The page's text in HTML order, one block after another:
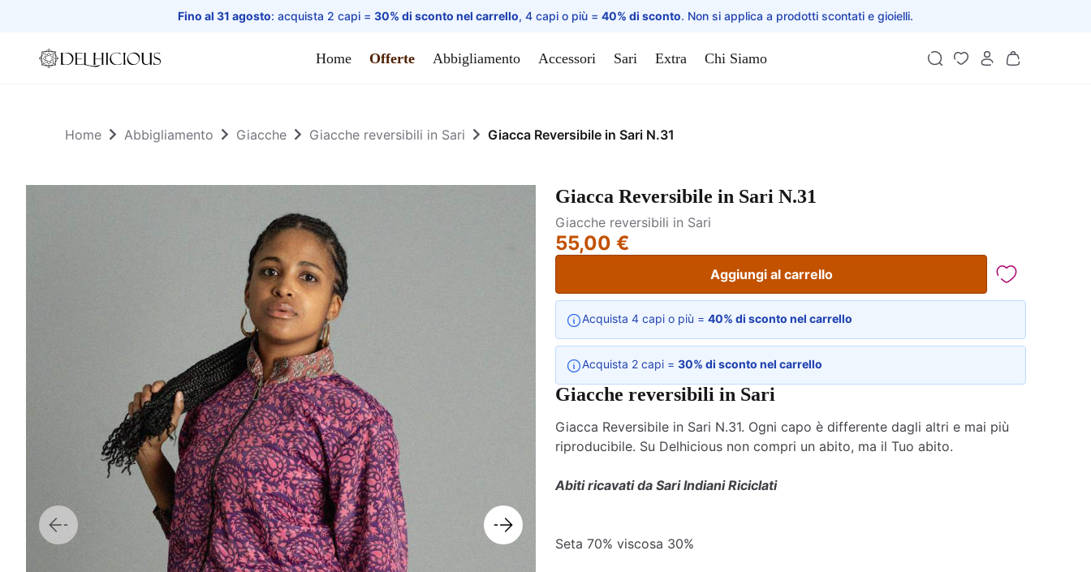
Fino al 31 agosto: acquista 2 capi = 30% di sconto nel carrello, 4 capi o più = 40% di sconto. Non si applica a prodotti scontati e gioielli.
Home
Home Offerte Abbigliamento Accessori Sari Extra Chi Siamo
Home Abbigliamento Giacche Giacche reversibili in Sari Giacca Reversibile in Sari N.31
Giacca Reversibile in Sari N.31
Giacche reversibili in Sari
55,00 €
Aggiungi al carrello
Acquista 4 capi o più = 40% di sconto nel carrello
Acquista 2 capi = 30% di sconto nel carrello
Giacche reversibili in Sari
Giacca Reversibile in Sari N.31. Ogni capo è differente dagli altri e mai più
riproducibile. Su Delhicious non compri un abito, ma il Tuo abito.
Abiti ricavati da Sari Indiani Riciclati
Seta 70% viscosa 30%